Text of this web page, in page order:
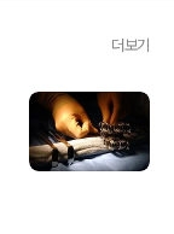
더보기